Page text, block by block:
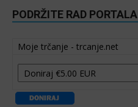
PODRŽITE RAD PORTALA
Moje trčanje - trcanje.net